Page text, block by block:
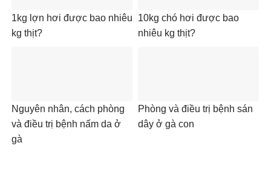
1kg lợn hơi được bao nhiêu
kg thịt?
10kg chó hơi được bao
nhiêu kg thịt?
Nguyên nhân, cách phòng
và điều trị bệnh nấm da ở
gà
Phòng và điều trị bệnh sán
dây ở gà con